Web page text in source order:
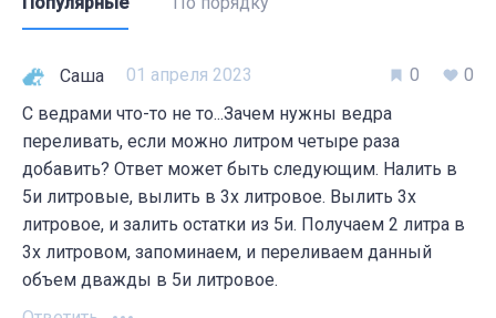
Саша 01 апреля 2023 0
0
С ведрами что-то не то...Зачем нужны ведра
переливать, если можно литром четыре раза
добавить? Ответ может быть следующим. Налить в
5и литровые, вылить в 3х литровое. Вылить 3х
литровое, и залить остатки из 5и. Получаем 2 литра в
3х литровом, запоминаем, и переливаем данный
объем дважды в 5и литровое.